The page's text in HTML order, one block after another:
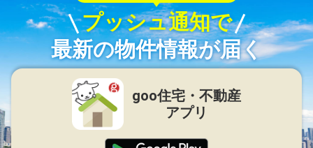
プッシュ通知で
最新の物件情報が届く
goo住宅・不動産
アプリ